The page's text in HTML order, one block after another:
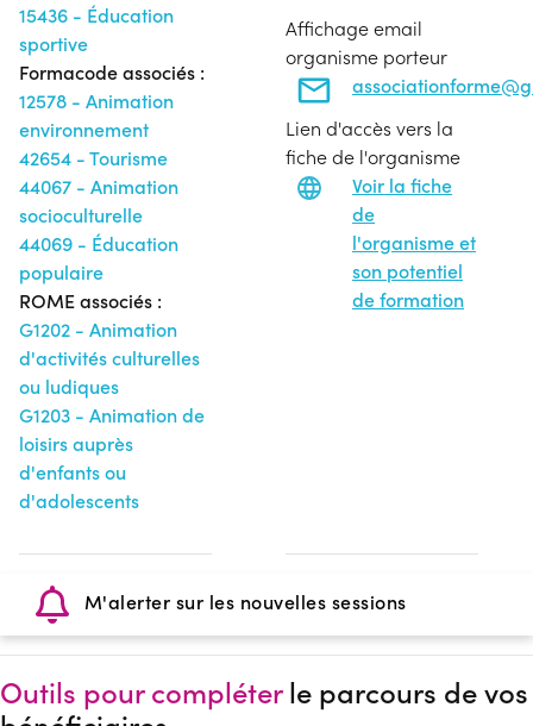
15436 - Éducation
sportive
Formacode associés :
12578 - Animation
environnement
42654 - Tourisme
44067 - Animation
socioculturelle
44069 - Éducation
populaire
ROME associés :
G1202 - Animation
d'activités culturelles
ou ludiques
G1203 - Animation de
loisirs auprès
d'enfants ou
d'adolescents
Affichage email
organisme porteur
Lien d'accès vers la
fiche de l'organisme
Voir la fiche
de
l'organisme et
son potentiel
de formation
M'alerter sur les nouvelles sessions
Outils pour compléterle parcours de vos